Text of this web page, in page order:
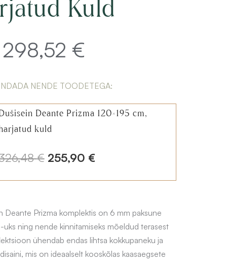
Kuld
hind
oli:
373,15 €.
298,52 €
price
is:
298,52 €.
NENDE TOODETEGA:
Deante Prizma 120×195 cm,
kuld
€ A
l
n
e
h
255,90 €C
u
r
e
n
Deante Prizma komplektis on 6 mm paksune
uks ning nende kinnitamiseks mõeldud terasest
ühendab endas lihtsa kokkupaneku ja
mis on ideaalselt kooskõlas kaasaegsete